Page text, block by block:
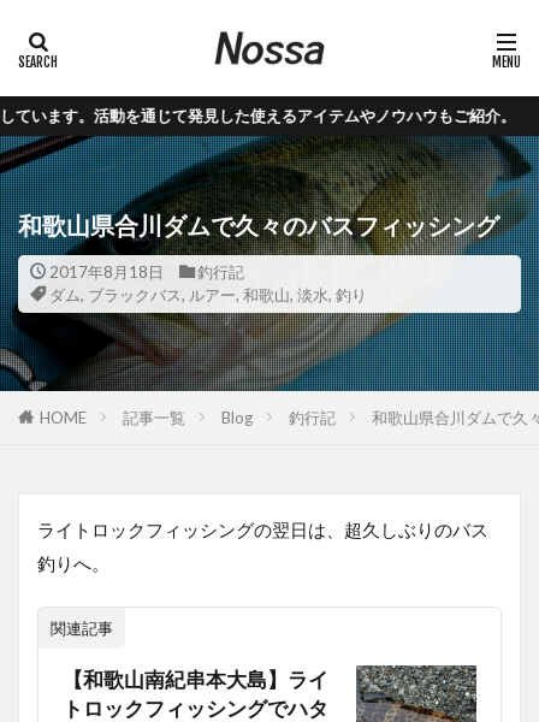
じて発見した使えるアイテムやノウハウもご紹介。
和歌山県合川ダムで久々のバスフィッシング
2017年8月18日
釣行記
ダム, ブラックバス, ルアー, 和歌山, 淡水, 釣り
HOME 記事一覧 Blog 釣行記 和歌山県合川ダムで久
ライトロックフィッシングの翌日は、超久しぶりのバス
釣りへ。
関連記事
【和歌山南紀串本大島】ライ
トロックフィッシングでハタ